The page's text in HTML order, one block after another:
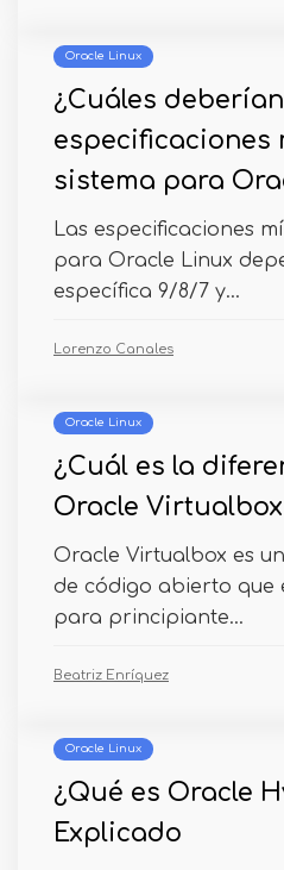
Oracle Linux
¿Cuáles
especificaciones
sistema para
Las especificaciones
para Oracle Linux
específica 9/8/7 y...
Lorenzo Canales
Oracle Linux
¿Cuál es la
Oracle Virtualbox
Oracle Virtualbox es
de código abierto que
para principiante...
Beatriz Enríquez
Oracle Linux
¿Qué es Oracle
Explicado